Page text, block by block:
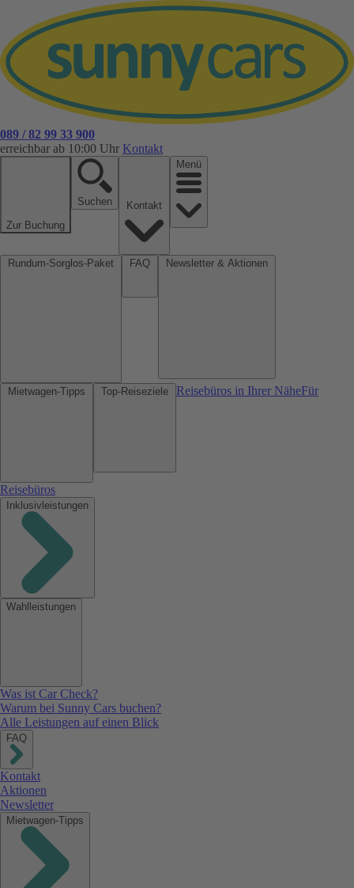
089 / 82 99 33 900
erreichbar ab 10:00 Uhr Kontakt
Zur Buchung
Suchen
Menü
Reisebüros in Ihrer NäheFür
Reisebüros
Inklusivleistungen
Wahlleistungen
Was ist Car Check?
Warum bei Sunny Cars buchen?
Alle Leistungen auf einen Blick
FAQ
Kontakt
Aktionen
Newsletter
Mietwagen-Tipps